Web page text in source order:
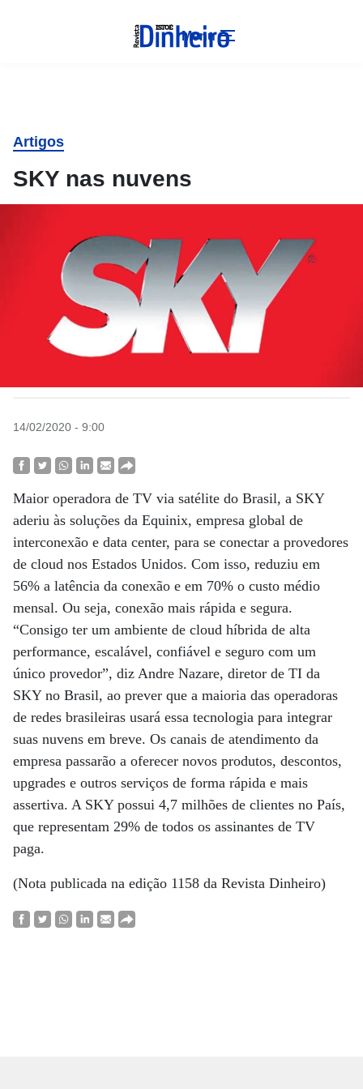
Menu
Artigos
SKY nas nuvens
14/02/2020 - 9:00
Maior operadora de TV via satélite do Brasil, a SKY
aderiu às soluções da Equinix, empresa global de
interconexão e data center, para se conectar a provedores
de cloud nos Estados Unidos. Com isso, reduziu em
56% a latência da conexão e em 70% o custo médio
mensal. Ou seja, conexão mais rápida e segura.
“Consigo ter um ambiente de cloud híbrida de alta
performance, escalável, confiável e seguro com um
único provedor”, diz Andre Nazare, diretor de TI da
SKY no Brasil, ao prever que a maioria das operadoras
de redes brasileiras usará essa tecnologia para integrar
suas nuvens em breve. Os canais de atendimento da
empresa passarão a oferecer novos produtos, descontos,
upgrades e outros serviços de forma rápida e mais
assertiva. A SKY possui 4,7 milhões de clientes no País,
que representam 29% de todos os assinantes de TV
paga.
(Nota publicada na edição 1158 da Revista Dinheiro)